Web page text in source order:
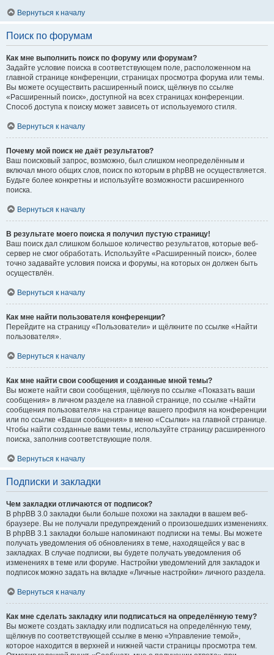
Вернуться к началу
Поиск по форумам
Как мне выполнить поиск по форуму или форумам?
Задайте условие поиска в соответствующем поле, расположенном на
главной странице конференции, страницах просмотра форума или темы.
Вы можете осуществить расширенный поиск, щёлкнув по ссылке
«Расширенный поиск», доступной на всех страницах конференции.
Способ доступа к поиску может зависеть от используемого стиля.
Вернуться к началу
Почему мой поиск не даёт результатов?
Ваш поисковый запрос, возможно, был слишком неопределённым и
включал много общих слов, поиск по которым в phpBB не осуществляется.
Будьте более конкретны и используйте возможности расширенного
поиска.
Вернуться к началу
В результате моего поиска я получил пустую страницу!
Ваш поиск дал слишком большое количество результатов, которые веб-
сервер не смог обработать. Используйте «Расширенный поиск», более
точно задавайте условия поиска и форумы, на которых он должен быть
осуществлён.
Вернуться к началу
Как мне найти пользователя конференции?
Перейдите на страницу «Пользователи» и щёлкните по ссылке «Найти
пользователя».
Вернуться к началу
Как мне найти свои сообщения и созданные мной темы?
Вы можете найти свои сообщения, щёлкнув по ссылке «Показать ваши
сообщения» в личном разделе на главной странице, по ссылке «Найти
сообщения пользователя» на странице вашего профиля на конференции
или по ссылке «Ваши сообщения» в меню «Ссылки» на главной странице.
Чтобы найти созданные вами темы, используйте страницу расширенного
поиска, заполнив соответствующие поля.
Вернуться к началу
Подписки и закладки
Чем закладки отличаются от подписок?
В phpBB 3.0 закладки были больше похожи на закладки в вашем веб-
браузере. Вы не получали предупреждений о произошедших изменениях.
В phpBB 3.1 закладки больше напоминают подписки на темы. Вы можете
получать уведомления об обновлениях в теме, находящейся у вас в
закладках. В случае подписки, вы будете получать уведомления об
изменениях в теме или форуме. Настройки уведомлений для закладок и
подписок можно задать на вкладке «Личные настройки» личного раздела.
Вернуться к началу
Как мне сделать закладку или подписаться на определённую тему?
Вы можете создать закладку или подписаться на определённую тему,
щёлкнув по соответствующей ссылке в меню «Управление темой»,
которое находится в верхней и нижней части страницы просмотра тем.